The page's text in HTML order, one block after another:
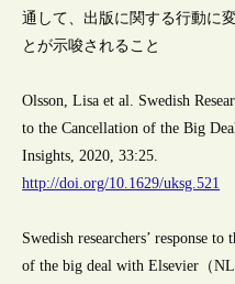
通して、出版に関する行動に
とが示唆されること
Olsson, Lisa et al. Swedish
to the Cancellation of the Big
Insights, 2020, 33:25.
http://doi.org/10.1629/uksg.521
Swedish researchers’ response to
of the big deal with Elsevier（